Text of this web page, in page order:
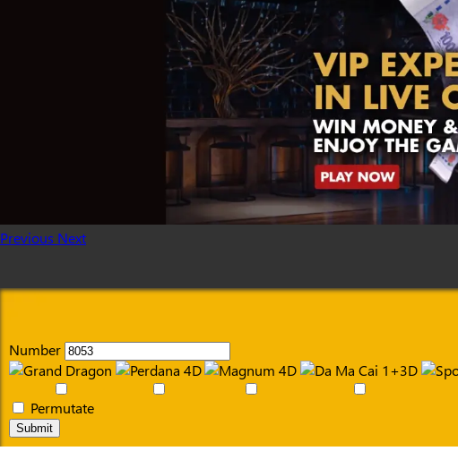
Previous Next
Number
Permutate
Submit